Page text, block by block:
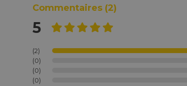
Commentaires (2)
5
(2)
(0)
(0)
(0)